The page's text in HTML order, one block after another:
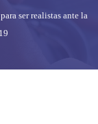
ser realistas ante la